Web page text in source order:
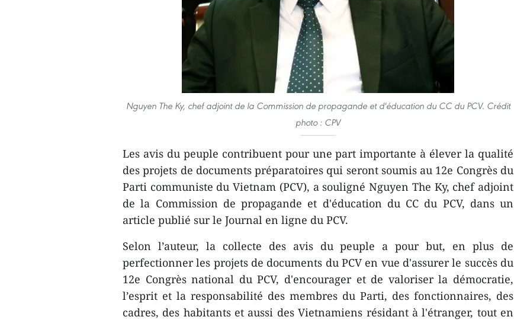
Nguyen The Ky, chef adjoint de la Commission de propagande et d'éducation du CC du PCV. Crédit
photo : CPV
Les avis du peuple contribuent pour une part importante à élever la qualité
des projets de documents préparatoires qui seront soumis au 12e Congrès du
Parti communiste du Vietnam (PCV), a souligné Nguyen The Ky, chef adjoint
de la Commission de propagande et d'éducation du CC du PCV, dans un
article publié sur le Journal en ligne du PCV.
Selon l’auteur, la collecte des avis du peuple a pour but, en plus de
perfectionner les projets de documents du PCV en vue d'assurer le succès du
12e Congrès national du PCV, d'encourager et de valoriser la démocratie,
l’esprit et la responsabilité des membres du Parti, des fonctionnaires, des
cadres, des habitants et aussi des Vietnamiens résidant à l'étranger, tout en